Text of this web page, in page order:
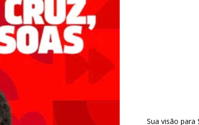
Sua visão para